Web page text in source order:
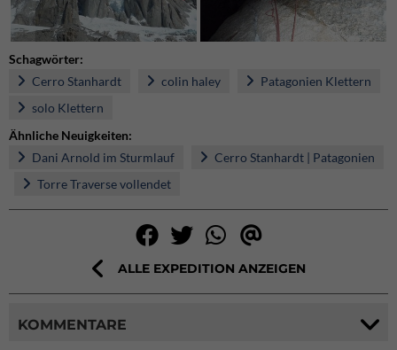
Schagwörter:
Cerro Stanhardt
colin haley
Patagonien Klettern
solo Klettern
Ähnliche Neuigkeiten:
Dani Arnold im Sturmlauf
Cerro Stanhardt | Patagonien
Torre Traverse vollendet
ALLE EXPEDITION ANZEIGEN
KOMMENTARE